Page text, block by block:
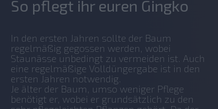
So pflegt ihr euren Gingko
In den ersten Jahren sollte der Baum
regelmäßig gegossen werden, wobei
Staunässe unbedingt zu vermeiden ist. Auch
eine regelmäßige Volldüngergabe ist in den
ersten Jahren notwendig.
Je älter der Baum, umso weniger Pflege
benötigt er, wobei er grundsätzlich zu den